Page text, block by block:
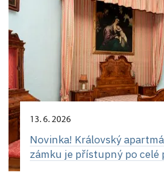
13. 6. 2026
Novinka! Královský
zámku je přístupný po celé